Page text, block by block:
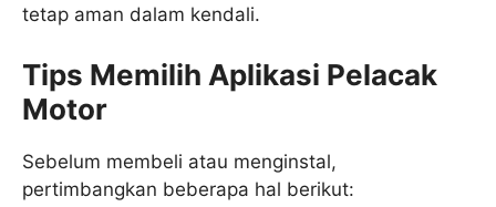
tetap aman dalam kendali.
Tips Memilih Aplikasi Pelacak
Motor
Sebelum membeli atau menginstal,
pertimbangkan beberapa hal berikut: